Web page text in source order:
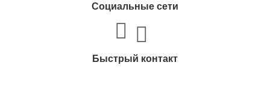
Социальные сети
Быстрый контакт